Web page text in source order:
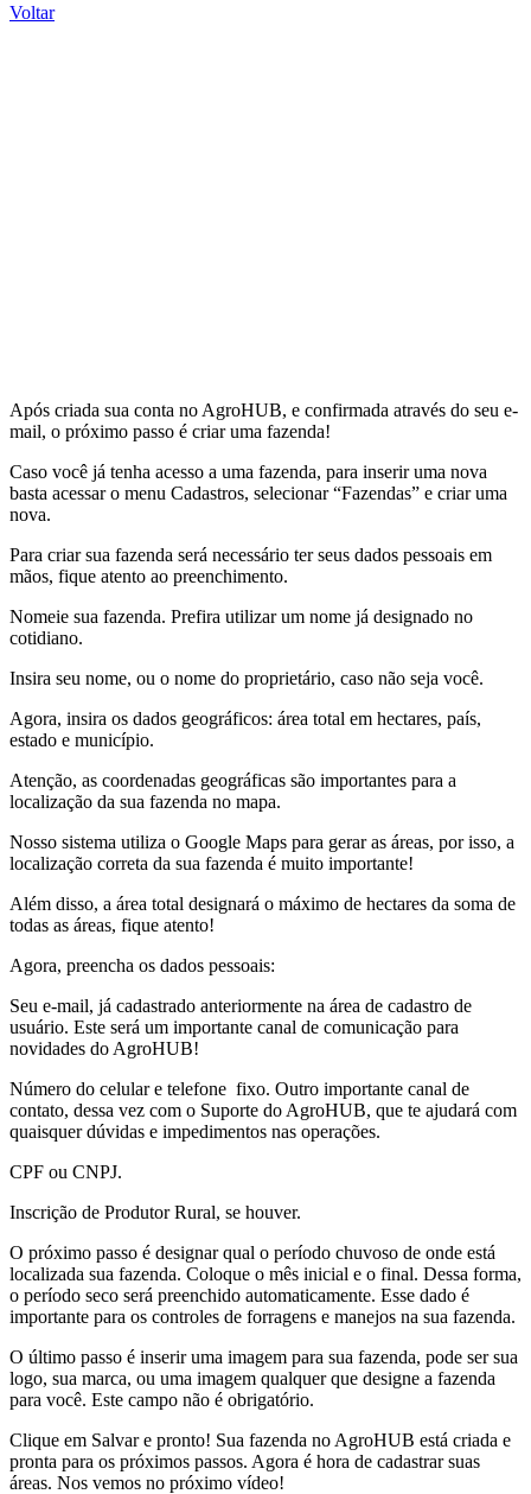
Voltar
Após criada sua conta no AgroHUB, e confirmada através do seu e-
mail, o próximo passo é criar uma fazenda!
Caso você já tenha acesso a uma fazenda, para inserir uma nova
basta acessar o menu Cadastros, selecionar “Fazendas” e criar uma
nova.
Para criar sua fazenda será necessário ter seus dados pessoais em
mãos, fique atento ao preenchimento.
Nomeie sua fazenda. Prefira utilizar um nome já designado no
cotidiano.
Insira seu nome, ou o nome do proprietário, caso não seja você.
Agora, insira os dados geográficos: área total em hectares, país,
estado e município.
Atenção, as coordenadas geográficas são importantes para a
localização da sua fazenda no mapa.
Nosso sistema utiliza o Google Maps para gerar as áreas, por isso, a
localização correta da sua fazenda é muito importante!
Além disso, a área total designará o máximo de hectares da soma de
todas as áreas, fique atento!
Agora, preencha os dados pessoais:
Seu e-mail, já cadastrado anteriormente na área de cadastro de
usuário. Este será um importante canal de comunicação para
novidades do AgroHUB!
Número do celular e telefone fixo. Outro importante canal de
contato, dessa vez com o Suporte do AgroHUB, que te ajudará com
quaisquer dúvidas e impedimentos nas operações.
CPF ou CNPJ.
Inscrição de Produtor Rural, se houver.
O próximo passo é designar qual o período chuvoso de onde está
localizada sua fazenda. Coloque o mês inicial e o final. Dessa forma,
o período seco será preenchido automaticamente. Esse dado é
importante para os controles de forragens e manejos na sua fazenda.
O último passo é inserir uma imagem para sua fazenda, pode ser sua
logo, sua marca, ou uma imagem qualquer que designe a fazenda
para você. Este campo não é obrigatório.
Clique em Salvar e pronto! Sua fazenda no AgroHUB está criada e
pronta para os próximos passos. Agora é hora de cadastrar suas
áreas. Nos vemos no próximo vídeo!